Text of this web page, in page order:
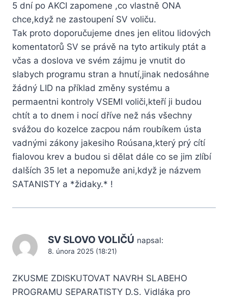
5 dní po AKCI zapomene ,co vlastně ONA
chce,když ne zastoupení SV voliču.
Tak proto doporučujeme dnes jen elitou lidových
komentatorů SV se právě na tyto artikuly ptát a
včas a doslova ve svém zájmu je vnutit do
slabych programu stran a hnutí,jinak nedosáhne
žádný LID na příklad změny systému a
permaentni kontroly VSEMI voliči,kteří ji budou
chtít a to dnem i nocí dříve než nás všechny
svážou do kozelce zacpou nám roubíkem ústa
vadnými zákony jakesiho Roúsana,který prý cítí
fialovou krev a budou si dělat dále co se jim zlíbí
dalších 35 let a nepomuže ani,když je názvem
SATANISTY a *židaky.* !
SV SLOVO VOLIČÚ napsal:
8. února 2025 (18:21)
ZKUSME ZDISKUTOVAT NAVRH SLABEHO
PROGRAMU SEPARATISTY D.S. Vidláka pro